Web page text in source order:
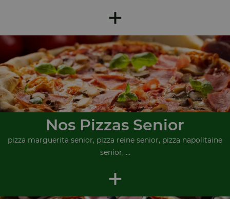
+
Nos Pizzas Senior
pizza marguerita senior, pizza reine senior, pizza napolitaine
senior, ...
+